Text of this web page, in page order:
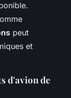
peut
et
d'avion de